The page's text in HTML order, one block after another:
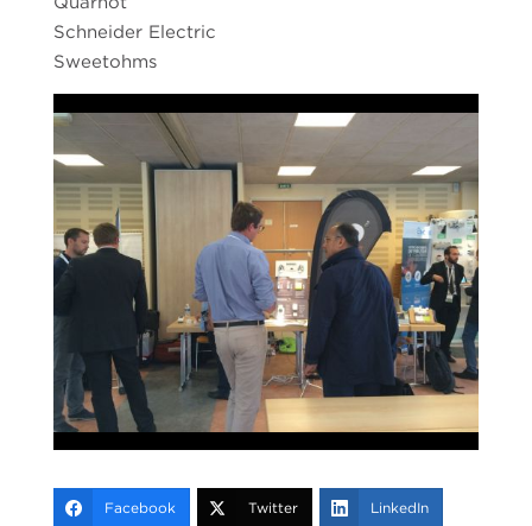
Schneider Electric
Sweetohms
Facebook Twitter LinkedIn